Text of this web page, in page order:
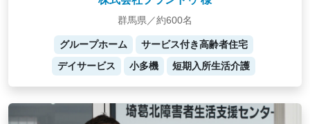
群馬県／約600名
グループホーム
サービス付き高齢者住宅
デイサービス
小多機 短期入所生活介護